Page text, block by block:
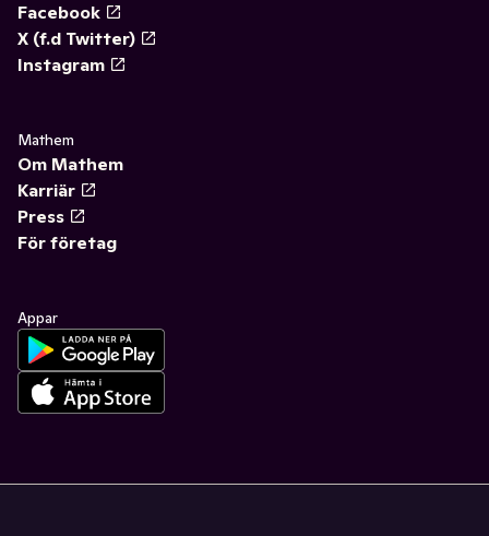
Facebook
X (f.d Twitter)
Instagram
Mathem
Om Mathem
Karriär
Press
För företag
Appar